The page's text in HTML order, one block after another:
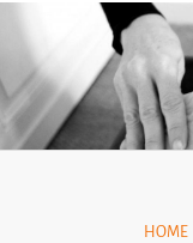
HOME